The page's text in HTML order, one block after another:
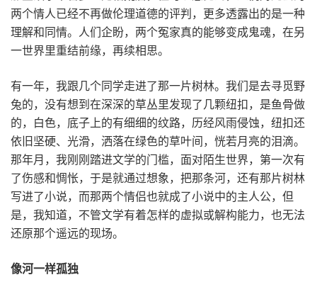
两个情人已经不再做伦理道德的评判，更多透露出的是一种
理解和同情。人们企盼，两个冤家真的能够变成鬼魂，在另
一世界里重结前缘，再续相思。
有一年，我跟几个同学走进了那一片树林。我们是去寻觅野
兔的，没有想到在深深的草丛里发现了几颗纽扣，是鱼骨做
的，白色，底子上的有细细的纹路，历经风雨侵蚀，纽扣还
依旧坚硬、光滑，洒落在绿色的草叶间，恍若月亮的泪滴。
那年月，我刚刚踏进文学的门槛，面对陌生世界，第一次有
了伤感和惆怅，于是就通过想象，把那条河，还有那片树林
写进了小说，而那两个情侣也就成了小说中的主人公，但
是，我知道，不管文学有着怎样的虚拟或解构能力，也无法
还原那个遥远的现场。
像河一样孤独